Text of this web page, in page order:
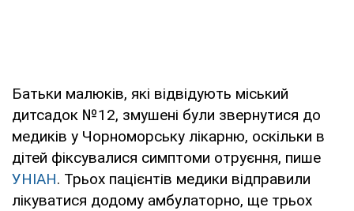
Батьки малюків, які відвідують міський
дитсадок №12, змушені були звернутися до
медиків у Чорноморську лікарню, оскільки в
дітей фіксувалися симптоми отруєння, пише
УНІАН. Трьох пацієнтів медики відправили
лікуватися додому амбулаторно, ще трьох